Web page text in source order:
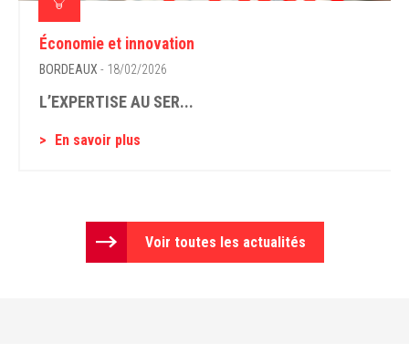
Économie et innovation
BORDEAUX - 18/02/2026
L’EXPERTISE AU SER...
En savoir plus
Voir toutes les actualités